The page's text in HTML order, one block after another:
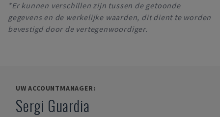
*Er kunnen verschillen zijn tussen de getoonde
gegevens en de werkelijke waarden, dit dient te worden
bevestigd door de vertegenwoordiger.
UW ACCOUNTMANAGER:
Sergi Guardia